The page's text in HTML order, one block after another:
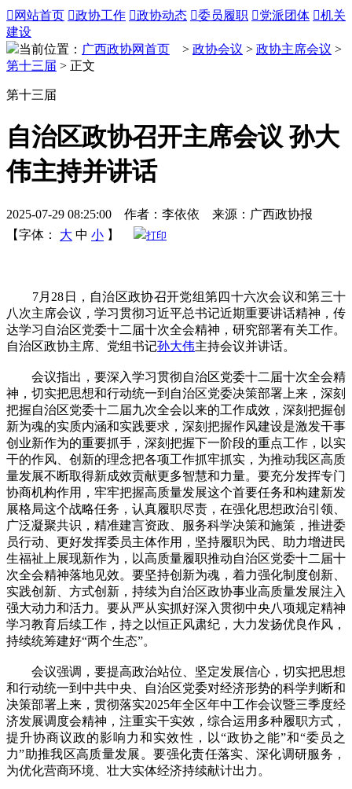
 网站首页 政协工作 政协动态 委员履职 党派团体 机关
建设
当前位置： 广西政协网首页 > 政协会议 > 政协主席会议 >
第十三届 > 正文
第十三届
自治区政协召开主席会议 孙大
伟主持并讲话
2025-07-29 08:25:00 作者：李依依 来源：广西政协报
【字体：
大 中 小 】 打印
7月28日，自治区政协召开党组第四十六次会议和第三十
八次主席会议，学习贯彻习近平总书记近期重要讲话精神，传
达学习自治区党委十二届十次全会精神，研究部署有关工作。
自治区政协主席、党组书记孙大伟主持会议并讲话。
会议指出，要深入学习贯彻自治区党委十二届十次全会精
神，切实把思想和行动统一到自治区党委决策部署上来，深刻
把握自治区党委十二届九次全会以来的工作成效，深刻把握创
新为魂的实质内涵和实践要求，深刻把握作风建设是激发干事
创业新作为的重要抓手，深刻把握下一阶段的重点工作，以实
干的作风、创新的理念把各项工作抓牢抓实，为推动我区高质
量发展不断取得新成效贡献更多智慧和力量。要充分发挥专门
协商机构作用，牢牢把握高质量发展这个首要任务和构建新发
展格局这个战略任务，认真履职尽责，在强化思想政治引领、
广泛凝聚共识，精准建言资政、服务科学决策和施策，推进委
员行动、更好发挥委员主体作用，坚持履职为民、助力增进民
生福祉上展现新作为，以高质量履职推动自治区党委十二届十
次全会精神落地见效。要坚持创新为魂，着力强化制度创新、
实践创新、方式创新，持续为自治区政协事业高质量发展注入
强大动力和活力。要从严从实抓好深入贯彻中央八项规定精神
学习教育后续工作，持之以恒正风肃纪，大力发扬优良作风，
持续统筹建好“两个生态”。
会议强调，要提高政治站位、坚定发展信心，切实把思想
和行动统一到中共中央、自治区党委对经济形势的科学判断和
决策部署上来，贯彻落实2025年全区年中工作会议暨三季度经
济发展调度会精神，注重实干实效，综合运用多种履职方式，
提升协商议政的影响力和实效性，以“政协之能”和“委员之
力”助推我区高质量发展。要强化责任落实、深化调研服务，
为优化营商环境、壮大实体经济持续献计出力。